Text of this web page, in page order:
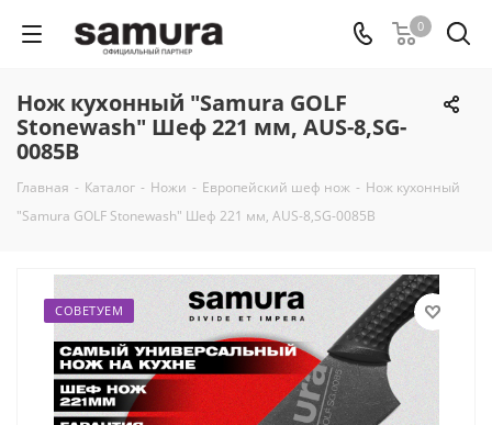
0
Нож кухонный "Samura GOLF
Stonewash" Шеф 221 мм, AUS-8,SG-
0085B
Главная - Каталог - Ножи - Европейский шеф нож - Нож кухонный
"Samura GOLF Stonewash" Шеф 221 мм, AUS-8,SG-0085B
СОВЕТУЕМ